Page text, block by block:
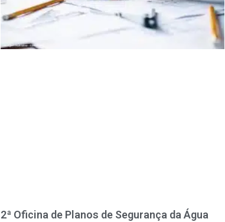
2ª Oficina de Planos de Segurança da Água